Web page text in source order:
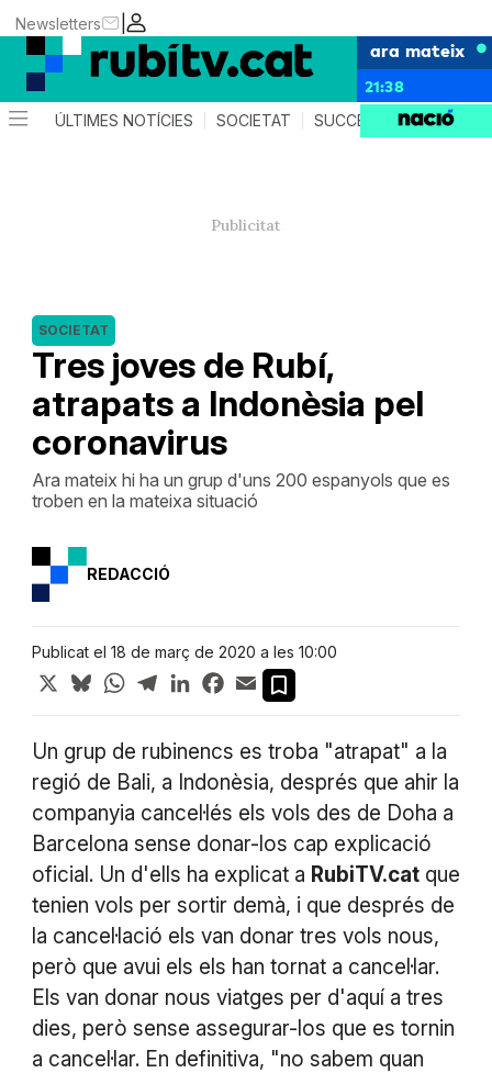
|
Newsletters
ara mateix
21:38
ÚLTIMES NOTÍCIES SOCIETAT SUCCESSOS
Tres joves de Rubí,
atrapats a Indonèsia pel
coronavirus
SOCIETAT
Ara mateix hi ha un grup d'uns 200 espanyols que es
troben en la mateixa situació
REDACCIÓ
Publicat el 18 de març de 2020 a les 10:00
X BlueskyWhatsApp
TelegramLinkedInFacebook
Email
Un grup de rubinencs es troba "atrapat" a la
regió de Bali, a Indonèsia, després que ahir la
companyia cancel·lés els vols des de Doha a
Barcelona sense donar-los cap explicació
oficial. Un d'ells ha explicat a RubiTV.catque
tenien vols per sortir demà, i que després de
la cancel·lació els van donar tres vols nous,
però que avui els els han tornat a cancel·lar.
Els van donar nous viatges per d'aquí a tres
dies, però sense assegurar-los que es tornin
a cancel·lar. En definitiva, "no sabem quan